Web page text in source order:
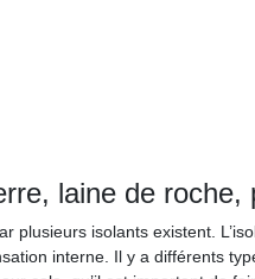
laine de roche,
plusieurs isolants existent.
interne. Il y a différents